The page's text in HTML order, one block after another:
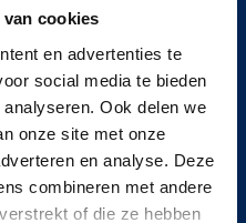
cookies
en advertenties te
social media te bieden
Ook delen we
onze site met onze
en analyse. Deze
combineren met andere
of die ze hebben